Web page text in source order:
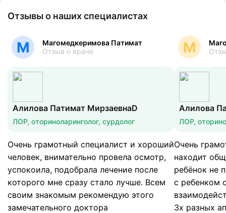
Отзывы о наших специалистах
М
Магомедкеримова Патимат
Отзыв о враче
Алилова Патимат МирзаевнаD
ЛОР, оториноларинголог, сурдолог
Очень грамотный специалист и хороший
человек, внимательно провела осмотр,
успокоила, подобрала лечение после
которого мне сразу стало лучше. Всем
своим знакомым рекомендую этого
замечательного доктора
М
Алилова
ЛОР,
Очень
находит
ребёнок не
с ребенком
3х разных